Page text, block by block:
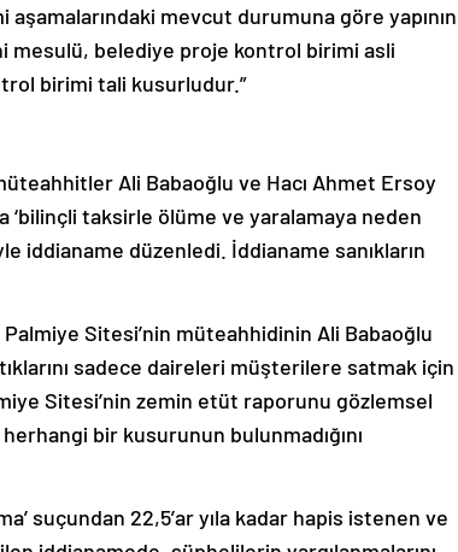
aşamalarındaki mevcut durumuna göre yapının
belediye proje kontrol birimi asli
birimi tali kusurludur.”
Ali Babaoğlu ve Hacı Ahmet Ersoy
‘bilinçli taksirle ölüme ve yaralamaya neden
iddianame düzenledi. İddianame sanıkların
Sitesi’nin müteahhidinin Ali Babaoğlu
sadece daireleri müşterilere satmak için
Sitesi’nin zemin etüt raporunu gözlemsel
herhangi bir kusurunun bulunmadığını
suçundan 22,5’ar yıla kadar hapis istenen ve